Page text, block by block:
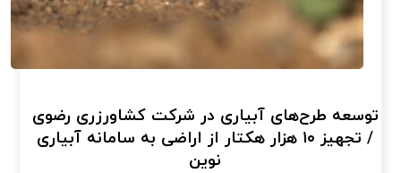
توسعه طرح‌های آبیاری در شرکت کشاورزری رضوی
/ تجهیز ۱۰ هزار هکتار از اراضی به سامانه آبیاری
نوین